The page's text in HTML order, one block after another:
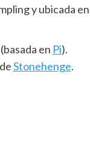
y ubicada en
en Pi).
Stonehenge.